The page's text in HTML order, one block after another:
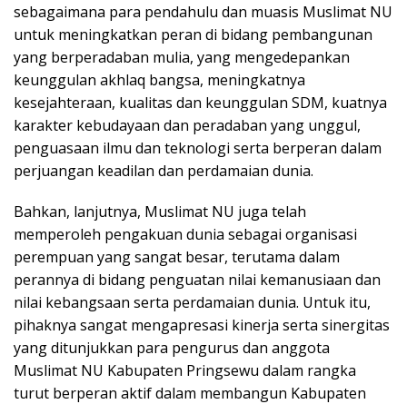
sebagaimana para pendahulu dan muasis Muslimat NU
untuk meningkatkan peran di bidang pembangunan
yang berperadaban mulia, yang mengedepankan
keunggulan akhlaq bangsa, meningkatnya
kesejahteraan, kualitas dan keunggulan SDM, kuatnya
karakter kebudayaan dan peradaban yang unggul,
penguasaan ilmu dan teknologi serta berperan dalam
perjuangan keadilan dan perdamaian dunia.
Bahkan, lanjutnya, Muslimat NU juga telah
memperoleh pengakuan dunia sebagai organisasi
perempuan yang sangat besar, terutama dalam
perannya di bidang penguatan nilai kemanusiaan dan
nilai kebangsaan serta perdamaian dunia. Untuk itu,
pihaknya sangat mengapresasi kinerja serta sinergitas
yang ditunjukkan para pengurus dan anggota
Muslimat NU Kabupaten Pringsewu dalam rangka
turut berperan aktif dalam membangun Kabupaten